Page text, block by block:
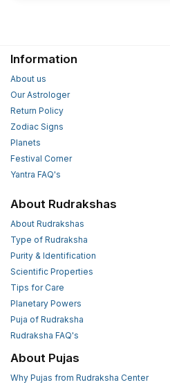
Information
About us
Our Astrologer
Return Policy
Zodiac Signs
Planets
Festival Corner
Yantra FAQ's
About Rudrakshas
About Rudrakshas
Type of Rudraksha
Purity & Identification
Scientific Properties
Tips for Care
Planetary Powers
Puja of Rudraksha
Rudraksha FAQ's
About Pujas
Why Pujas from Rudraksha Center